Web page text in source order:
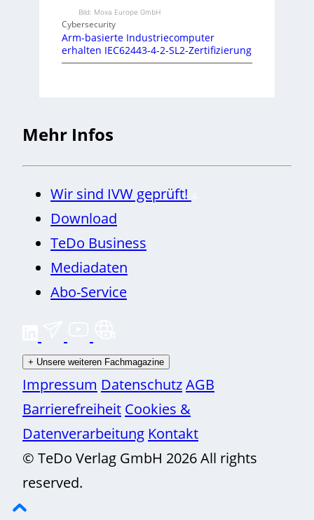
Bild: Moxa Europe GmbH
Cybersecurity
Arm-basierte Industriecomputer
erhalten IEC62443-4-2-SL2-Zertifizierung
Mehr Infos
Wir sind IVW geprüft!
Download
TeDo Business
Mediadaten
Abo-Service
+ Unsere weiteren Fachmagazine
Impressum DatenschutzAGB
Barrierefreiheit Cookies &
Datenverarbeitung Kontakt
© TeDo Verlag GmbH 2026 All rights
reserved.